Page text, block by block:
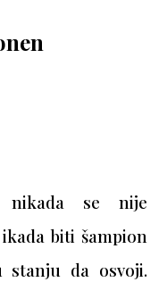
nikada se nije
biti šampion
da osvoji.